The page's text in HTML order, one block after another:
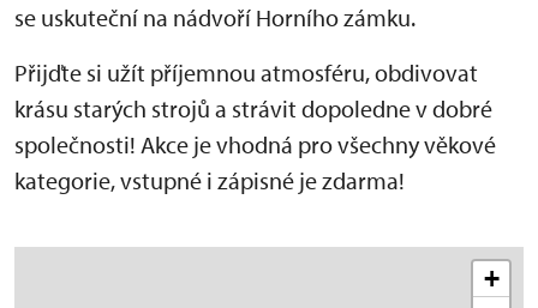
se uskuteční na nádvoří Horního zámku.
Přijďte si užít příjemnou atmosféru, obdivovat
krásu starých strojů a strávit dopoledne v dobré
společnosti! Akce je vhodná pro všechny věkové
kategorie, vstupné i zápisné je zdarma!
+